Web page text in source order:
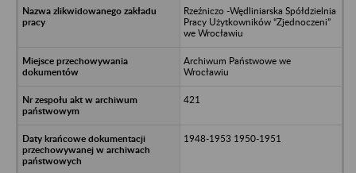
Rzeźniczo -Wędliniarska Spółdzielnia
Pracy Użytkowników “Zjednoczeni”
we Wrocławiu
Archiwum Państwowe we
Wrocławiu
421
1948-1953 1950-1951